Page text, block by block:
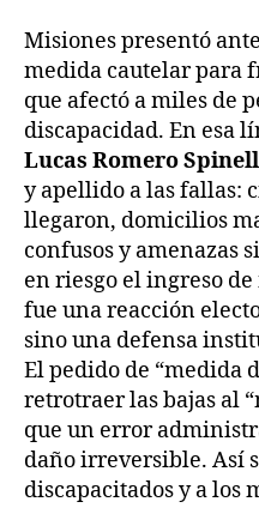
Misiones presentó
medida cautelar para
que afectó a miles de
discapacidad. En esa
Lucas Romero
y apellido a las fallas:
llegaron, domicilios
confusos y amenazas
en riesgo el ingreso
fue una reacción
sino una defensa
El pedido de “medida
retrotraer las bajas al
que un error
daño irreversible. Así
discapacitados y a los